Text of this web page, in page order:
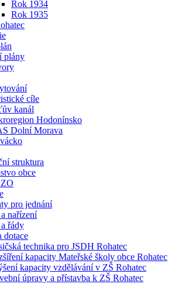
Rok 1934
Rok 1935
plány
cíle
kanál
Hodonínsko
Dolní Morava
struktura
obce
pro jednání
nařízení
řády
dotace
technika pro JSDH Rohatec
kapacity Mateřské školy obce Rohatec
kapacity vzdělávání v ZŠ Rohatec
úpravy a přístavba k ZŠ Rohatec